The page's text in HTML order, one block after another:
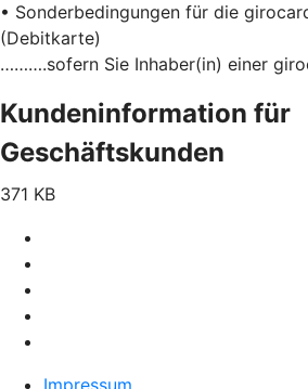
• Sonderbedingungen für die
(Debitkarte)
……….sofern Sie Inhaber(in) einer
Kundeninformation für
Geschäftskunden
371 KB
Impressum